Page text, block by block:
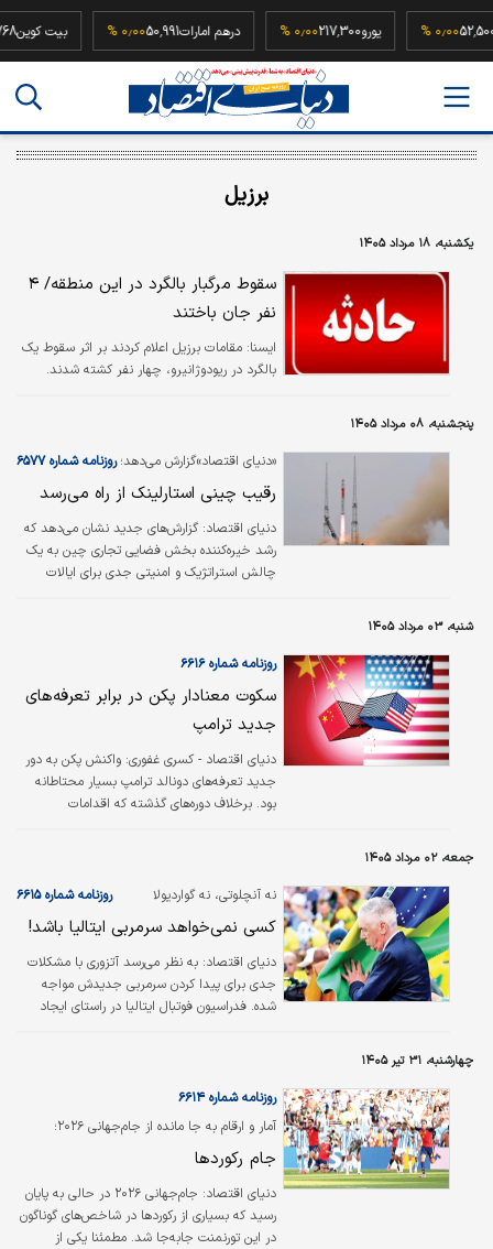
52,500,000 یورو217,300 درهم امارات50,991 بیت
برزیل
یکشنبه، ۱۸ مرداد ۱۴۰۵
سقوط مرگبار بالگرد در این منطقه/ ۴
نفر جان باختند
ايسنا: مقامات برزیل اعلام کردند بر اثر سقوط یک
بالگرد در ریودوژانیرو، چهار نفر کشته شدند.
پنجشنبه، ۰۸ مرداد ۱۴۰۵
«دنیای اقتصاد»گزارش می‌دهد؛ روزنامه شماره ۶۵۷۷
رقیب چینی استارلینک از راه می‌رسد
دنیای اقتصاد: گزارش‌های جدید نشان می‌دهد که
رشد خیره‌کننده بخش فضایی تجاری چین به یک
چالش استراتژیک و امنیتی جدی برای ایالات
شنبه، ۰۳ مرداد ۱۴۰۵
روزنامه شماره ۶۶۱۶
سکوت معنادار پکن در برابر تعرفه‌های
جدید ترامپ
دنیای‌ اقتصاد - کسری غفوری: واکنش پکن به دور
جدید تعرفه‌های دونالد ترامپ بسیار محتاطانه
بود. برخلاف دوره‌های گذشته که اقدامات
جمعه، ۰۲ مرداد ۱۴۰۵
نه آنچلوتی، نه گواردیولا روزنامه شماره ۶۶۱۵
کسی نمی‌خواهد سرمربی ایتالیا باشد!
دنیای اقتصاد: به نظر می‌رسد آتزوری با مشکلات
جدی برای پیدا کردن سرمربی جدیدش مواجه
شده. فدراسیون فوتبال ایتالیا در راستای ایجاد
حتی سراغ سرمربی ایتالیایی تیم ملی برزیل
رفته‌اند، اما با پاسخ منفی او مواجه شده‌اند.
چهارشنبه، ۳۱ تیر ۱۴۰۵
آمار و ارقام به جا مانده از جام‌جهانی ۲۰۲۶؛
روزنامه شماره ۶۶۱۴
جام رکوردها
دنیای اقتصاد:
جام‌جهانی ۲۰۲۶ در حالی به پایان
رسید که بسیاری از رکوردها در شاخص‌های گوناگون
در این تورنمنت جابه‌جا شد. مطمئنا یکی از